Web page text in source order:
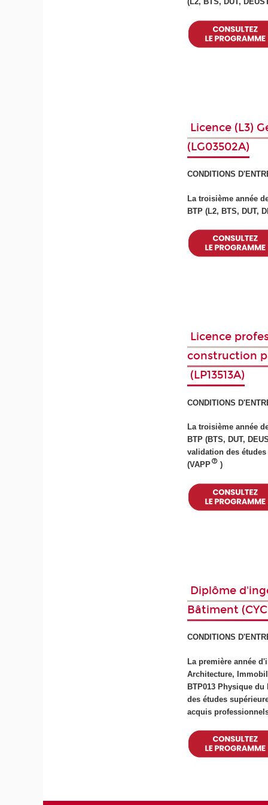
Licence (L3)
(LG03502A)
CONDITIONS
La troisième année
BTP (L2, BTS, DUT,
Licence
construction
(LP13513A)
CONDITIONS
La troisième année
BTP (BTS, DUT,
validation des
(VAPP
)
Diplôme
Bâtiment
CONDITIONS
La première année
Architecture,
BTP013 Physique
des études
acquis